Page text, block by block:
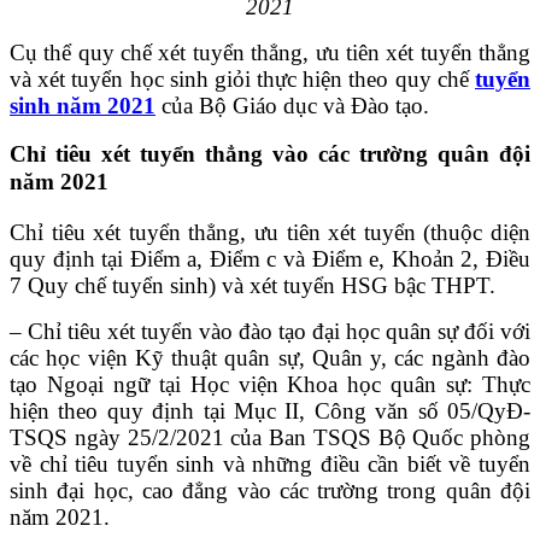
2021
Cụ thể quy chế xét tuyển thẳng, ưu tiên xét tuyển thẳng
và xét tuyển học sinh giỏi thực hiện theo quy chếtuyển
sinh năm 2021 của Bộ Giáo dục và Đào tạo.
Chỉ tiêu xét tuyển thẳng vào các trường quân đội
năm 2021
Chỉ tiêu xét tuyển thẳng, ưu tiên xét tuyển (thuộc diện
quy định tại Điểm a, Điểm c và Điểm e, Khoản 2, Điều
7 Quy chế tuyển sinh) và xét tuyển HSG bậc THPT.
– Chỉ tiêu xét tuyển vào đào tạo đại học quân sự đối với
các học viện Kỹ thuật quân sự, Quân y, các ngành đào
tạo Ngoại ngữ tại Học viện Khoa học quân sự: Thực
hiện theo quy định tại Mục II, Công văn số 05/QyĐ-
TSQS ngày 25/2/2021 của Ban TSQS Bộ Quốc phòng
về chỉ tiêu tuyển sinh và những điều cần biết về tuyển
sinh đại học, cao đẳng vào các trường trong quân đội
năm 2021.